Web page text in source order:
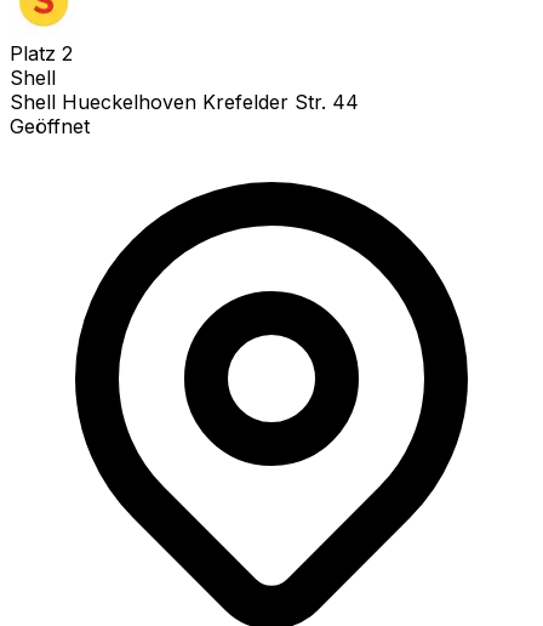
Platz 2
Shell
Shell Hueckelhoven Krefelder Str. 44
Geöffnet